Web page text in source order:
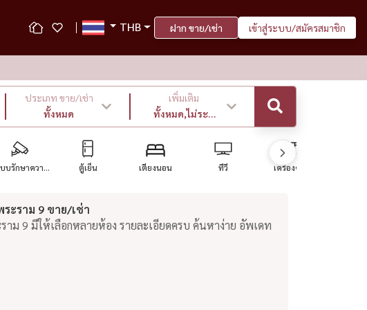
THB ฝาก ขาย/เช่า เข้าสู่ระบบ/สมัครสมาชิก
ประเภท ขาย/เช่า
ทั้งหมด
เพิ่มเติม
ทั้งหมด,ไม่ระบุ
,ล่าสุด
บรักษาควา... ตู้เย็น เตียงนอน ทีวี เครื่องครัว
ระราม 9 ขาย/เช่า
าม 9 มีให้เลือกหลายห้อง รายละเอียดครบ ค้นหาง่าย อัพเดท